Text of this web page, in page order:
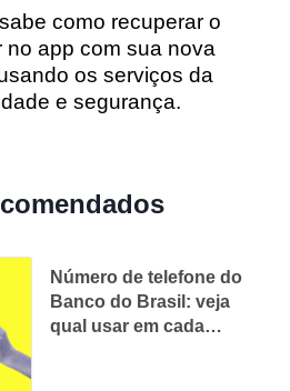
como recuperar o
app com sua nova
os serviços da
e segurança.
Número de telefone do
Banco do Brasil: veja
qual usar em cada